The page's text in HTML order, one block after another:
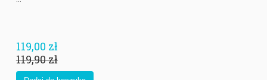
119,00 zł
119,90 zł